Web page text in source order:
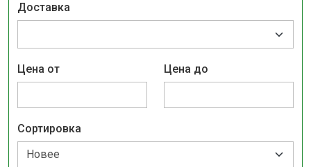
Доставка
Цена от Цена до
Сортировка